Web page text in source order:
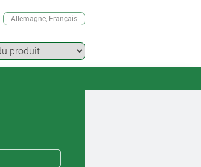
Allemagne, Français